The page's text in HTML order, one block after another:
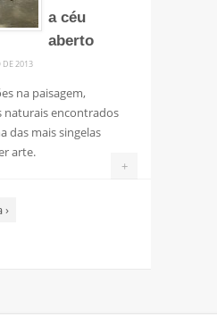
a céu
aberto
DE 2013
na paisagem,
naturais encontrados
das mais singelas
arte.
+
›